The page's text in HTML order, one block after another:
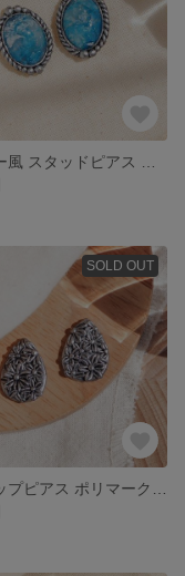
SOLD OUT